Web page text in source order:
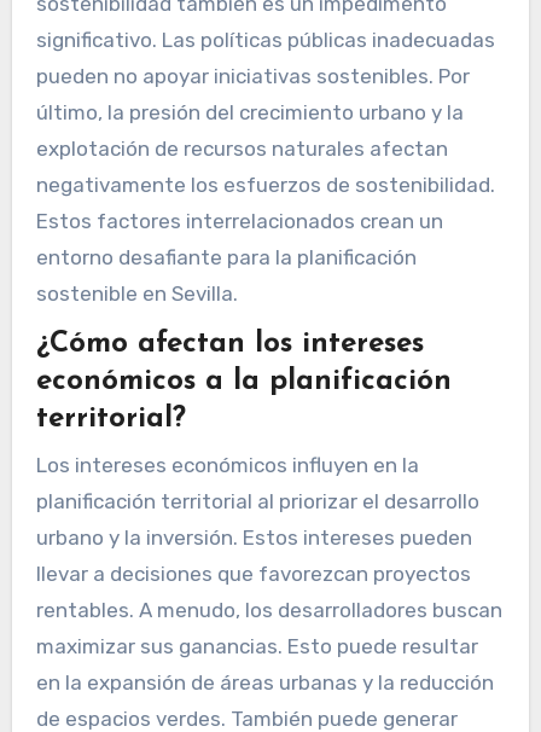
significativo. Las políticas públicas inadecuadas
pueden no apoyar iniciativas sostenibles. Por
último, la presión del crecimiento urbano y la
explotación de recursos naturales afectan
negativamente los esfuerzos de sostenibilidad.
Estos factores interrelacionados crean un
entorno desafiante para la planificación
sostenible en Sevilla.
¿Cómo afectan los intereses
económicos a la planificación
territorial?
Los intereses económicos influyen en la
planificación territorial al priorizar el desarrollo
urbano y la inversión. Estos intereses pueden
llevar a decisiones que favorezcan proyectos
rentables. A menudo, los desarrolladores buscan
maximizar sus ganancias. Esto puede resultar
en la expansión de áreas urbanas y la reducción
de espacios verdes. También puede generar